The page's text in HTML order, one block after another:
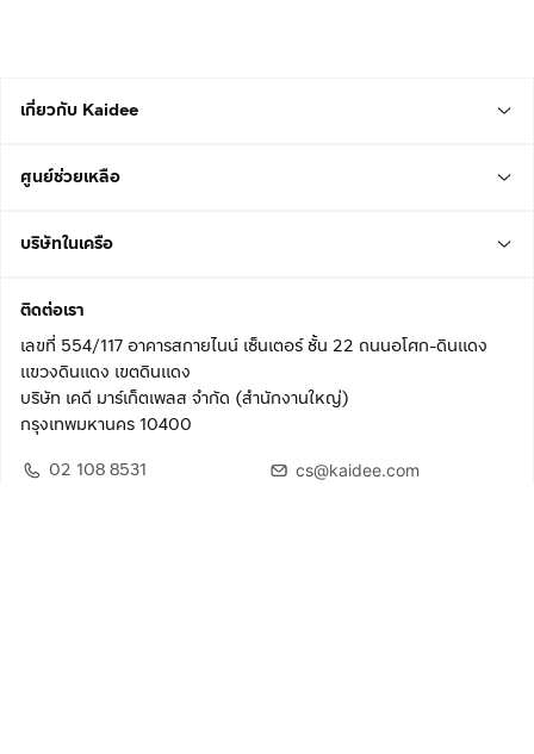
เกี่ยวกับ Kaidee
ศูนย์ช่วยเหลือ
บริษัทในเครือ
ติดต่อเรา
เลขที่ 554/117 อาคารสกายไนน์ เซ็นเตอร์ ชั้น 22 ถนนอโศก-ดินแดง
แขวงดินแดง เขตดินแดง
บริษัท เคดี มาร์เก็ตเพลส จำกัด (สำนักงานใหญ่)
กรุงเทพมหานคร 10400
02 108 8531
cs@kaidee.com